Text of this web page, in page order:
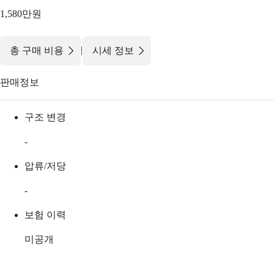
1,580만원
총 구매 비용 | 시세 정보
판매정보
구조 변경
-
압류/저당
-
보험 이력
미공개